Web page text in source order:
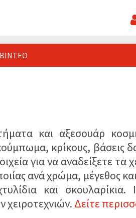
ΒΊΝΤΕΟ
και αξεσουάρ
κρίκους, βάσεις
για να αναδείξετε τα
ανά χρώμα, μέγεθος
και σκουλαρίκια.
χειροτεχνιών. Δείτε